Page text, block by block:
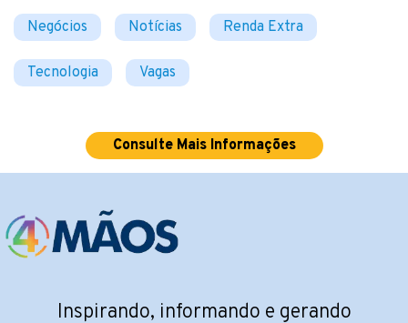
Negócios Notícias Renda Extra
Tecnologia Vagas
Consulte Mais Informações
Inspirando, informando e gerando